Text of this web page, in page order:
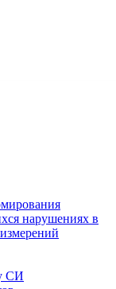
нарушениях в
СИ